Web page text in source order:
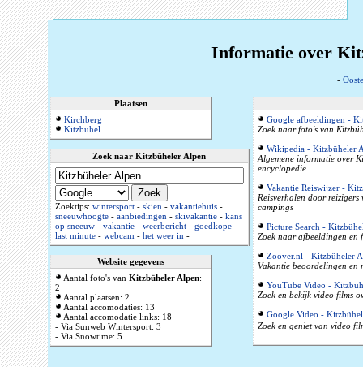
Informatie over
-
Plaatsen
Kirchberg
Kitzbühel
Zoek naar Kitzbüheler Alpen
Zoektips: wintersport- skien- vakantiehuis-
sneeuwhoogte- aanbiedingen- skivakantie- kans
op sneeuw- vakantie- weerbericht- goedkope
last minute- webcam- het weer in-
Website gegevens
Aantal foto's van Kitzbüheler Alpen:
2
Aantal plaatsen: 2
Aantal accomodaties: 13
Aantal accomodatie links: 18
- Via Sunweb Wintersport: 3
- Via Snowtime: 5
Google afbeeldingen -
Zoek naar foto's van
Wikipedia - Kitzbüheler
Algemene informatie over
encyclopedie.
Vakantie Reiswijzer -
Reisverhalen door reizigers
campings
Picture Search -
Zoek naar afbeeldingen en
Zoover.nl - Kitzbüheler
Vakantie beoordelingen en
YouTube Video -
Zoek en bekijk video films
Google Video -
Zoek en geniet van video